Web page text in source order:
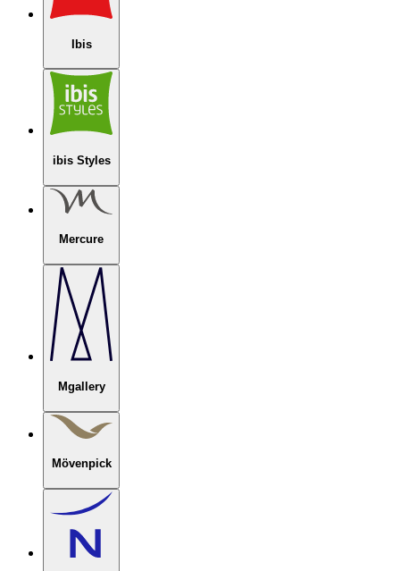
Ibis
ibis Styles
Mercure
Mgallery
Mövenpick